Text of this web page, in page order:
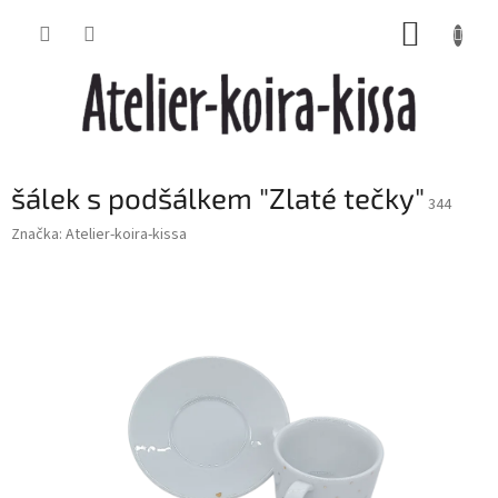
šálek s podšálkem "Zlaté tečky" 344
Značka: Atelier-koira-kissa